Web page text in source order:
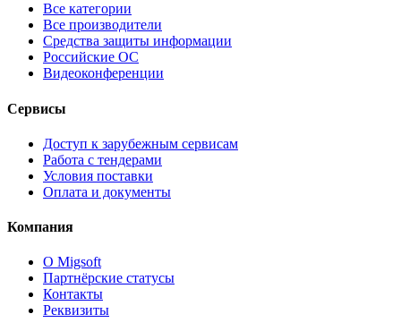
Все категории
Все производители
Средства защиты информации
Российские ОС
Видеоконференции
Сервисы
Доступ к зарубежным сервисам
Работа с тендерами
Условия поставки
Оплата и документы
Компания
О Migsoft
Партнёрские статусы
Контакты
Реквизиты